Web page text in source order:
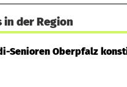
in der Region